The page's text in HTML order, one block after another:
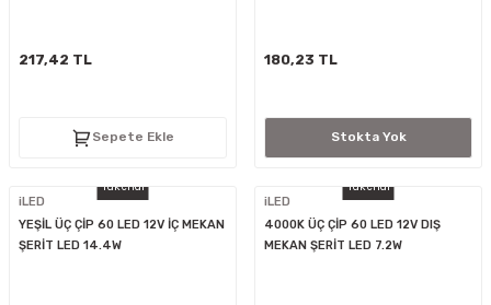
217,42 TL
Sepete Ekle
180,23 TL
Stokta Yok
Tükendi
iLED
YEŞİL ÜÇ ÇİP 60 LED 12V İÇ MEKAN
ŞERİT LED 14.4W
Tükendi
iLED
4000K ÜÇ ÇİP 60 LED 12V DIŞ
MEKAN ŞERİT LED 7.2W